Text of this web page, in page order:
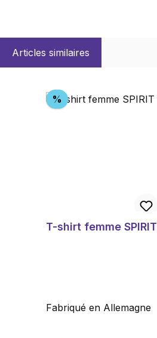
Articles similaires
Ignorer la galerie de produits
% Réduction
T-shirt femme SPIRIT
Fabriqué en Allemagne